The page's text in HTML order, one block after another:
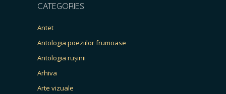
CATEGORIES
Antet
Antologia poeziilor frumoase
Antologia rușinii
Arhiva
Arte vizuale